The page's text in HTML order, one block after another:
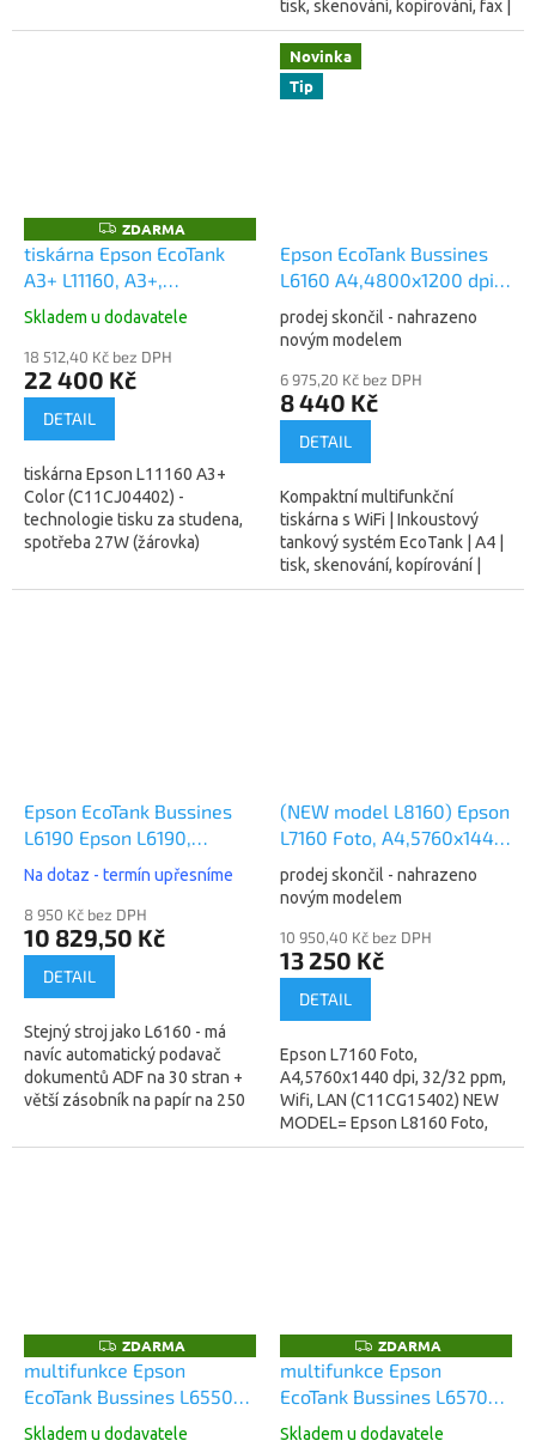
větší zásobník na papír +...
tisk, skenování, kopírování, fax |
33 Str./min černobíle, 15
Str./min barevně | rozlišení
tisku...
Z
D
A
M
A
ZDARMA
tiskárna Epson EcoTank
A3+ L11160, A3+,
32čb/32barva ppm, USB,
(C11CJ04402)
Skladem u dodavatele
18 512,40 Kč bez DPH
22 400 Kč
DETAIL
tiskárna Epson L11160 A3+
Color (C11CJ04402) -
technologie tisku za studena,
spotřeba 27W (žárovka)
A3, rychlost černobílého tisku
Novinka
Tip
Epson EcoTank Bussines
L6160 A4,4800x1200 dpi,
33/20 ppm, Wifi
(C11CG21402)
prodej skončil - nahrazeno
novým modelem
6 975,20 Kč bez DPH
8 440 Kč
DETAIL
Kompaktní multifunkční
tiskárna s WiFi | Inkoustový
tankový systém EcoTank | A4 |
tisk, skenování, kopírování |
automatický oboustranný tisk |
Epson EcoTank Bussines
L6190 Epson L6190,
A4,4800x1200 dpi, 33/ 20
ppm, Wifi (C11CG19402)
Na dotaz - termín upřesníme
8 950 Kč bez DPH
10 829,50 Kč
DETAIL
Stejný stroj jako L6160 - má
navíc automatický podavač
dokumentů ADF na 30 stran +
větší zásobník na papír na 250
tiskárna multifunkční,...
(NEW model L8160) Epson
L7160 Foto, A4,5760x1440
dpi, 32/32 ppm, Wifi, LAN
(C11CG15402)
prodej skončil - nahrazeno
novým modelem
10 950,40 Kč bez DPH
13 250 Kč
DETAIL
Epson L7160 Foto,
A4,5760x1440 dpi, 32/32 ppm,
Wifi, LAN (C11CG15402) NEW
MODEL= Epson L8160 Foto,
6inkoustů, A4,5760x1440 dpi,
Z
D
A
R
A
ZDARMA
multifunkce Epson
EcoTank Bussines L6550
A4, 4800x2400 dpi, 33/22
Skladem u dodavatele
Z
D
A
R
A
ZDARMA
multifunkce Epson
EcoTank Bussines L6570
A4, 4800x2400 dpi, 33/32
Skladem u dodavatele